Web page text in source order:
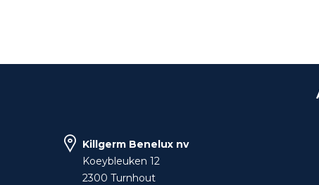
Killgerm Benelux nv
Koeybleuken 12
2300 Turnhout